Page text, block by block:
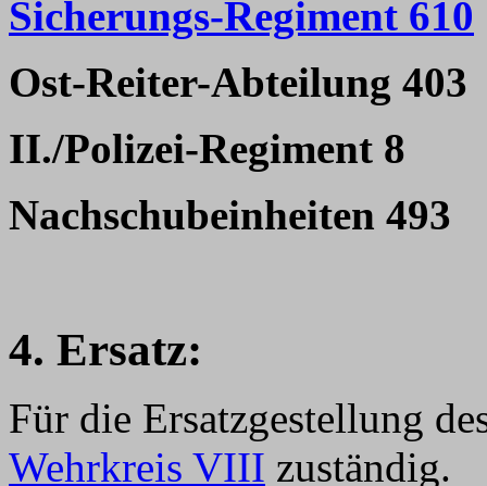
Sicherungs-Regiment 610
Ost-Reiter-Abteilung 403
II./Polizei-Regiment 8
Nachschubeinheiten 493
4. Ersatz:
Für die Ersatzgestellung
Wehrkreis VIII zuständig.